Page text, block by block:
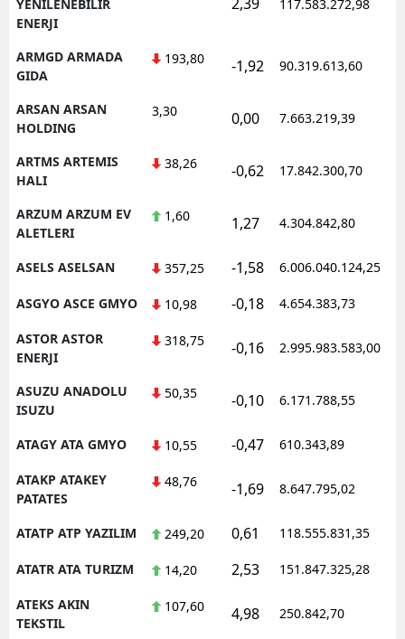
YENILENEBILIR
ENERJI
117.583.272,98
ARMGD ARMADA
GIDA
193,80 -1,92 90.319.613,60
ARSAN ARSAN
HOLDING
3,30 0,00 7.663.219,39
ARTMS ARTEMIS
HALI
38,26 -0,62 17.842.300,70
ARZUM ARZUM EV
ALETLERI
1,60 1,27 4.304.842,80
ASELS ASELSAN 357,25 -1,58 6.006.040.124,25
ASGYO ASCE GMYO 10,98 -0,18 4.654.383,73
ASTOR ASTOR
ENERJI
318,75 -0,16 2.995.983.583,00
ASUZU ANADOLU
ISUZU
50,35 -0,10 6.171.788,55
ATAGY ATA GMYO 10,55 -0,47 610.343,89
ATAKP ATAKEY
PATATES
48,76 -1,69 8.647.795,02
ATATP ATP YAZILIM 249,20 0,61 118.555.831,35
ATATR ATA TURIZM 14,20 2,53 151.847.325,28
ATEKS AKIN
TEKSTIL
107,60 4,98 250.842,70